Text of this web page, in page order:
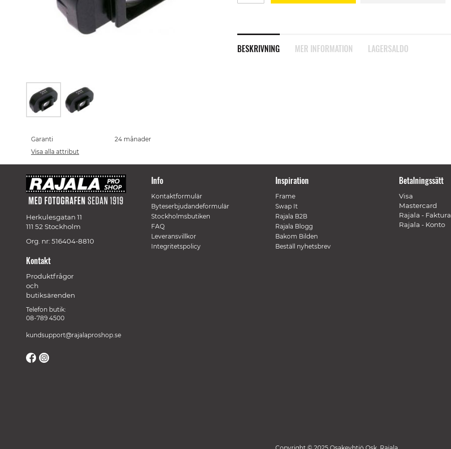
BESKRIVNING MER INFORMATION LAGERSALDO
the
beginning
of
the
images
gallery
Garanti
24 månader
Visa alla attribut
Herkulesgatan 11
111 52 Stockholm
Org. nr: 516404-8810
Kontakt
Produktfrågor
och
butiksärenden
Telefon butik:
08-789 4500
kundsupport@rajalaproshop.se
Info
Kontaktformulär
Byteserbjudandeformulär
Stockholmsbutiken
FAQ
Leveransvillkor
Integritetspolicy
Inspiration
Frame
Swap It
Rajala B2B
Rajala Blogg
Bakom Bilden
Beställ nyhetsbrev
Betalningssätt
Visa
Mastercard
Rajala - Faktura
Rajala - Konto